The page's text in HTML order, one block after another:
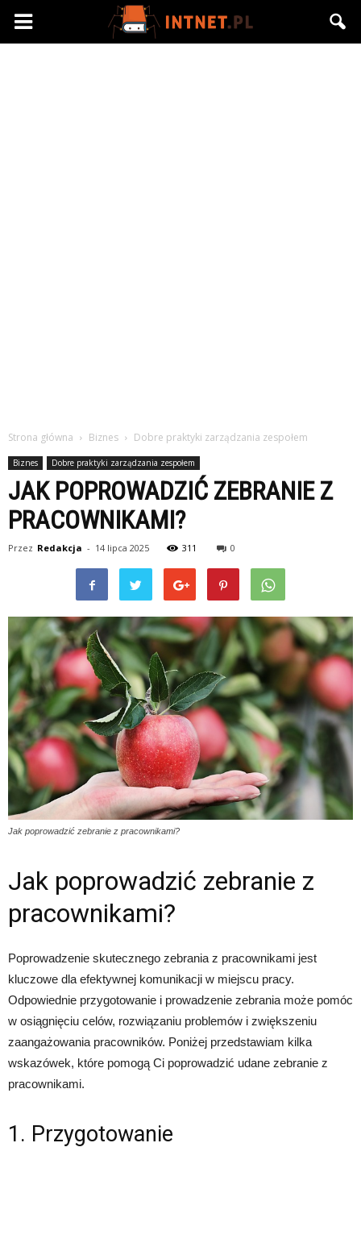
Intnet.pl
Strona główna Biznes Dobre praktyki zarządzania zespołem
Biznes Dobre praktyki zarządzania zespołem
JAK POPROWADZIĆ ZEBRANIE Z
PRACOWNIKAMI?
Przez Redakcja - 14 lipca 2025 311 0
Jak poprowadzić zebranie z pracownikami?
Jak poprowadzić zebranie z
pracownikami?
Poprowadzenie skutecznego zebrania z pracownikami jest
kluczowe dla efektywnej komunikacji w miejscu pracy.
Odpowiednie przygotowanie i prowadzenie zebrania może pomóc
w osiągnięciu celów, rozwiązaniu problemów i zwiększeniu
zaangażowania pracowników. Poniżej przedstawiam kilka
wskazówek, które pomogą Ci poprowadzić udane zebranie z
pracownikami.
1. Przygotowanie